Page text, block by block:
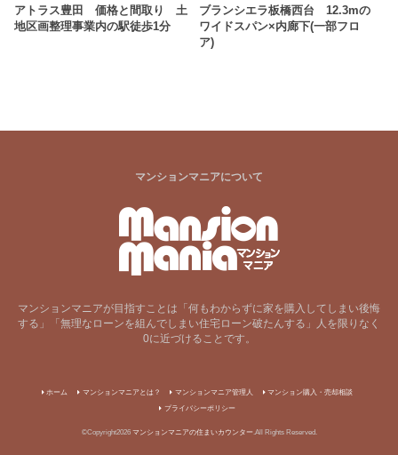
アトラス豊田 価格と間取り 土
地区画整理事業内の駅徒歩1分
ブランシエラ板橋西台 12.3mの
ワイドスパン×内廊下(一部フロ
ア)
マンションマニアについて
マンションマニアが目指すことは「何もわからずに家を購入してしまい後悔
する」「無理なローンを組んでしまい住宅ローン破たんする」人を限りなく
0に近づけることです。
ホーム マンションマニアとは？ マンションマニア管理人
マンション購入・売却相談
プライバシーポリシー
©Copyright2026 マンションマニアの住まいカウンター .All Rights Reserved.